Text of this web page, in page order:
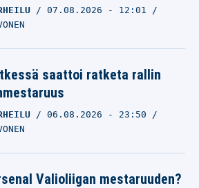
07.08.2026 - 12:01
saattoi ratketa rallin
06.08.2026 - 23:50
Valioliigan mestaruuden?